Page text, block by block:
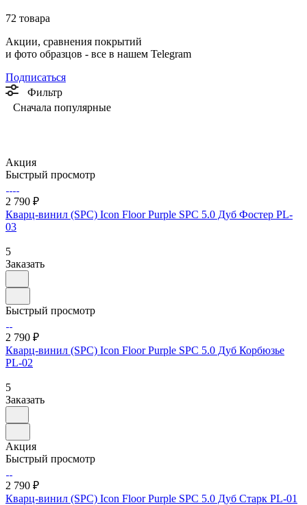
72 товара
Акции, сравнения покрытий
и фото образцов - все в нашем Telegram
Подписаться
Фильтр
Сначала популярные
Акция
Быстрый просмотр
2 790 ₽
Кварц-винил (SPC) Icon Floor Purple SPC 5.0 Дуб Фостер PL-
03
5
Заказать
Быстрый просмотр
2 790 ₽
Кварц-винил (SPC) Icon Floor Purple SPC 5.0 Дуб Корбюзье
PL-02
5
Заказать
Акция
Быстрый просмотр
2 790 ₽
Кварц-винил (SPC) Icon Floor Purple SPC 5.0 Дуб Старк PL-01